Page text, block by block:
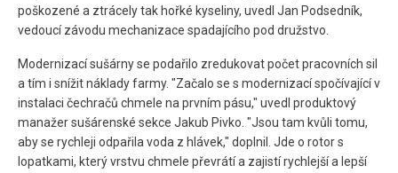
poškozené a ztrácely tak hořké kyseliny, uvedl Jan Podsedník,
vedoucí závodu mechanizace spadajícího pod družstvo.
Modernizací sušárny se podařilo zredukovat počet pracovních sil
a tím i snížit náklady farmy. "Začalo se s modernizací spočívající v
instalaci čechračů chmele na prvním pásu," uvedl produktový
manažer sušárenské sekce Jakub Pivko. "Jsou tam kvůli tomu,
aby se rychleji odpařila voda z hlávek," doplnil. Jde o rotor s
lopatkami, který vrstvu chmele převrátí a zajistí rychlejší a lepší